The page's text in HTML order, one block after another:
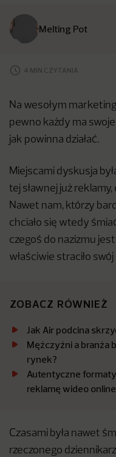
Melting Pot
4 MIN CZYTANIA
Na wesołym
pewno każdy ma
jak powinna działać.
Miejscami dyskusja
tej sławnej już
Nawet nam, którzy
chciało się wtedy
czegoś do nazizmu
właściwie straciło
ZOBACZ RÓWNIEŻ
Jak Air podcina
Mężczyźni a branża
rynek?
Autentyczne
reklamę wideo
Czasami była nawet
rzeczonego